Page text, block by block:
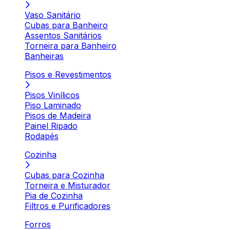
Vaso Sanitário
Cubas para Banheiro
Assentos Sanitários
Torneira para Banheiro
Banheiras
Pisos e Revestimentos
Pisos Vinílicos
Piso Laminado
Pisos de Madeira
Painel Ripado
Rodapés
Cozinha
Cubas para Cozinha
Torneira e Misturador
Pia de Cozinha
Filtros e Purificadores
Forros